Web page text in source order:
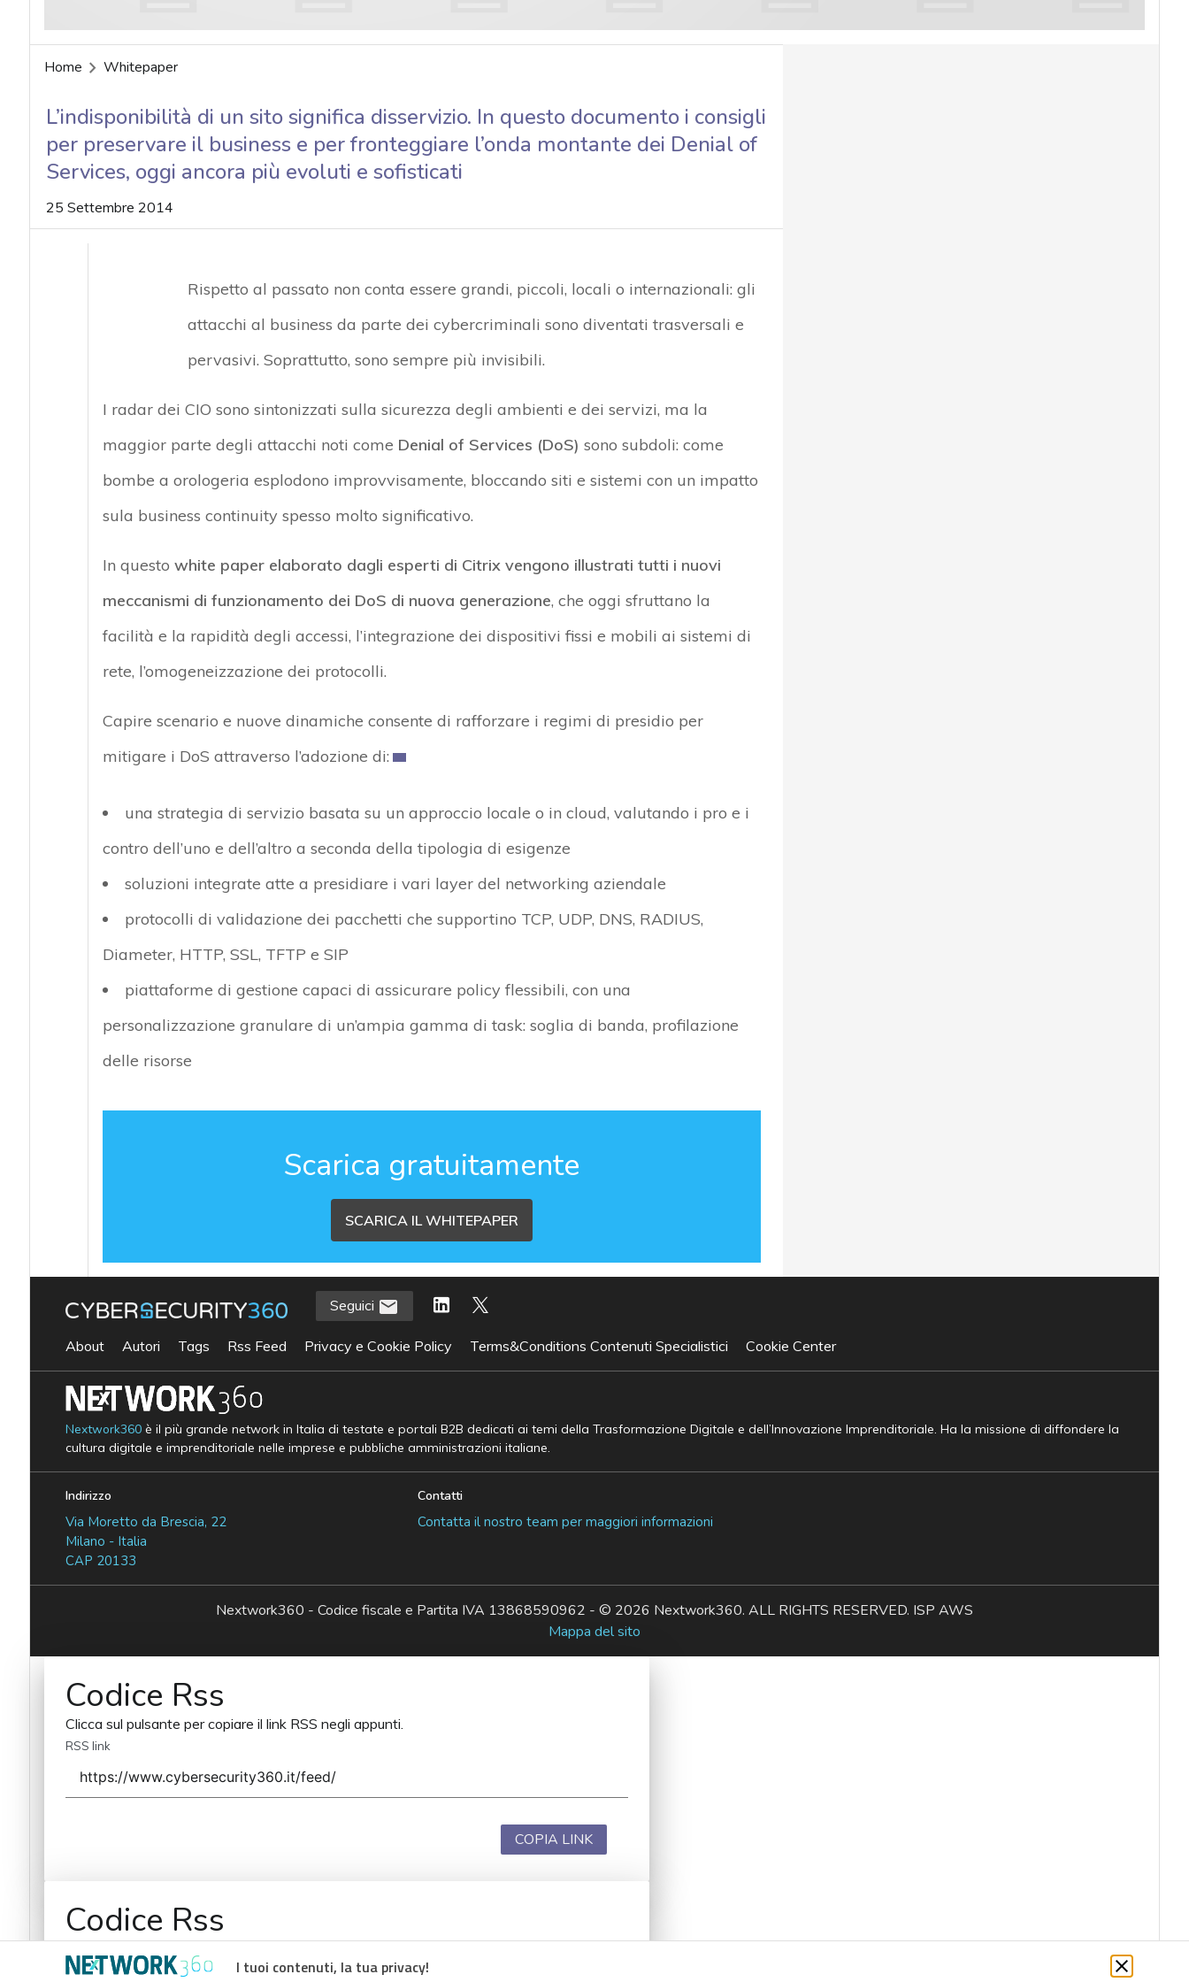
Home Whitepaper
L’indisponibilità di un sito significa disservizio. In questo documento i consigli
per preservare il business e per fronteggiare l’onda montante dei Denial of
Services, oggi ancora più evoluti e sofisticati
25 Settembre 2014
Rispetto al passato non conta essere grandi, piccoli, locali o internazionali: gli
attacchi al business da parte dei cybercriminali sono diventati trasversali e
pervasivi. Soprattutto, sono sempre più invisibili.
I radar dei CIO sono sintonizzati sulla sicurezza degli ambienti e dei servizi, ma la
maggior parte degli attacchi noti come Denial of Services (DoS) sono subdoli: come
bombe a orologeria esplodono improvvisamente, bloccando siti e sistemi con un impatto
sula business continuity spesso molto significativo.
In questo white paper elaborato dagli esperti di Citrix vengono illustrati tutti i nuovi
meccanismi di funzionamento dei DoS di nuova generazione, che oggi sfruttano la
facilità e la rapidità degli accessi, l’integrazione dei dispositivi fissi e mobili ai sistemi di
rete, l’omogeneizzazione dei protocolli.
Capire scenario e nuove dinamiche consente di rafforzare i regimi di presidio per
mitigare i DoS attraverso l’adozione di:
una strategia di servizio basata su un approccio locale o in cloud, valutando i pro e i
contro dell’uno e dell’altro a seconda della tipologia di esigenze
soluzioni integrate atte a presidiare i vari layer del networking aziendale
protocolli di validazione dei pacchetti che supportino TCP, UDP, DNS, RADIUS,
Diameter, HTTP, SSL, TFTP e SIP
piattaforme di gestione capaci di assicurare policy flessibili, con una
personalizzazione granulare di un’ampia gamma di task: soglia di banda, profilazione
delle risorse
Scarica gratuitamente
SCARICA IL WHITEPAPER
I tuoi contenuti, la tua privacy!
Seguici
About Autori Tags Rss Feed Privacy e Cookie Policy Terms&Conditions Contenuti Specialistici Cookie Center
Nextwork360è il più grande network in Italia di testate e portali B2B dedicati ai temi della Trasformazione Digitale e dell’Innovazione Imprenditoriale. Ha la missione di diffondere la
cultura digitale e imprenditoriale nelle imprese e pubbliche amministrazioni italiane.
Indirizzo
Via Moretto da Brescia, 22
Milano - Italia
CAP 20133
Contatti
Contatta il nostro team per maggiori informazioni
Nextwork360 - Codice fiscale e Partita IVA 13868590962 - © 2026 Nextwork360. ALL RIGHTS RESERVED. ISP AWS
Mappa del sito
Codice Rss
Clicca sul pulsante per copiare il link RSS negli appunti.
RSS link
COPIA LINK
Codice Rss
RSS link